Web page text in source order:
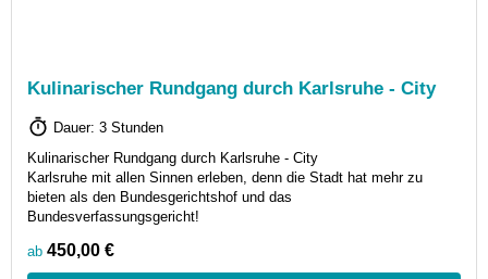
Kulinarischer Rundgang durch Karlsruhe - City
Dauer: 3 Stunden
Kulinarischer Rundgang durch Karlsruhe - City
Karlsruhe mit allen Sinnen erleben, denn die Stadt hat mehr zu
bieten als den Bundesgerichtshof und das
Bundesverfassungsgericht!
ab 450,00 €